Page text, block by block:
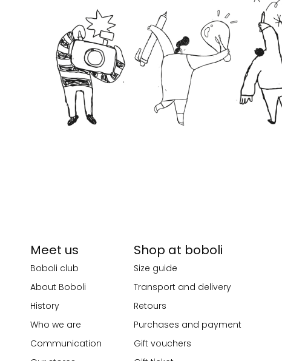
Meet us
Boboli club
About Boboli
History
Who we are
Communication
Shop at boboli
Size guide
Transport and delivery
Retours
Purchases and payment
Gift vouchers